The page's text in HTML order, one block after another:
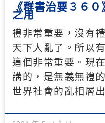
《群書治要３６
之用
禮非常重要，沒有
天下大亂了。所以
這個非常重要。現
講的，是無義無禮
世界社會的亂相層